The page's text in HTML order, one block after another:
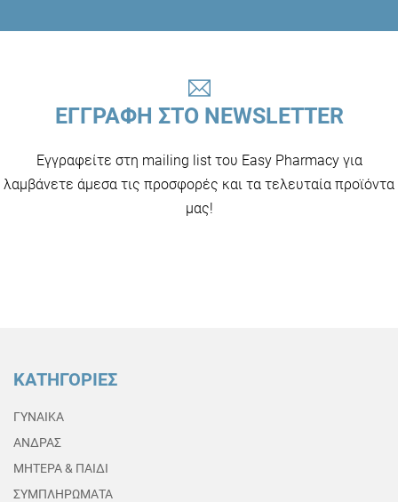
ΕΓΓΡΑΦΗ ΣΤΟ NEWSLETTER
Εγγραφείτε στη mailing list του Easy Pharmacy για
λαμβάνετε άμεσα τις προσφορές και τα τελευταία προϊόντα
μας!
ΚΑΤΗΓΟΡΙΕΣ
ΓΥΝΑΙΚΑ
ΑΝΔΡΑΣ
ΜΗΤΕΡΑ & ΠΑΙΔΙ
ΣΥΜΠΛΗΡΩΜΑΤΑ